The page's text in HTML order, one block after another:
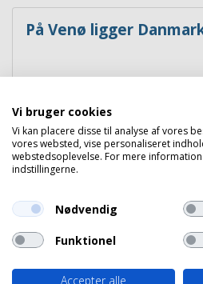
På Venø ligger
Skolen på Venø har 100
Venø
Vi bruger cookies
Vi kan placere disse til analyse af vores
vores websted, vise personaliseret
webstedsoplevelse. For mere
indstillingerne.
Nødvendig
Funktionel
Accepter alle